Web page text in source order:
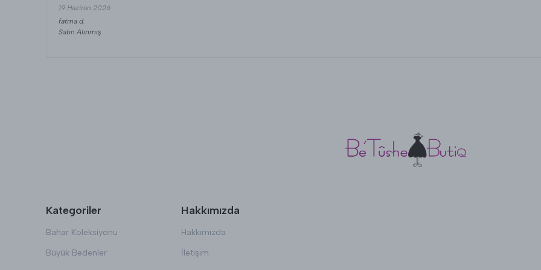
19 Haziran 2026
fatma d.
Satın Alınmış
Kategoriler
Bahar Koleksiyonu
Büyük Bedenler
Hakkımızda
Hakkımızda
İletişim